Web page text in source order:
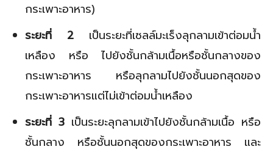
กระเพาะอาหาร)
ระยะที่ 2 เป็นระยะที่เซลล์มะเร็งลุกลามเข้าต่อมน้ำ
เหลือง หรือ ไปยังชั้นกล้ามเนื้อหรือชั้นกลางของ
กระเพาะอาหาร หรือลุกลามไปยังชั้นนอกสุดของ
กระเพาะอาหารแต่ไม่เข้าต่อมน้ำเหลือง
ระยะที่ 3 เป็นระยะลุกลามเข้าไปยังชั้นกล้ามเนื้อ หรือ
ชั้นกลาง หรือชั้นนอกสุดของกระเพาะอาหาร และ